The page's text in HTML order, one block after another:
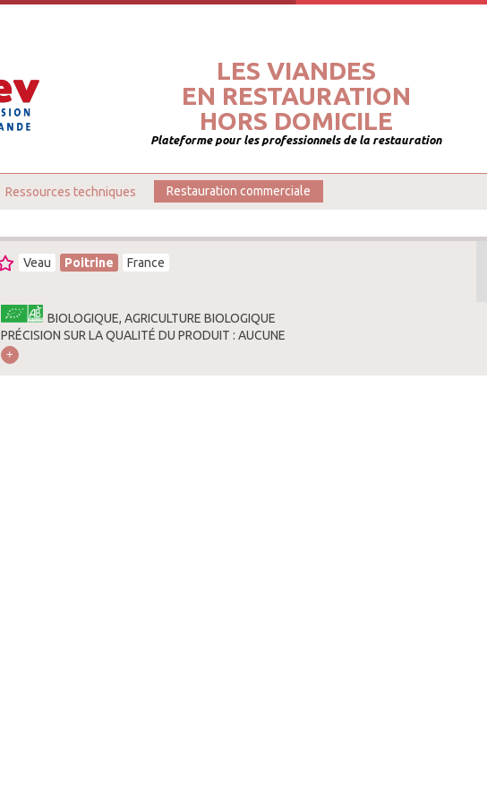
LES VIANDES
EN RESTAURATION
HORS DOMICILE
Plateforme pour les professionnels de la restauration
Ressources techniques Restauration commerciale
Veau Poitrine France
BIOLOGIQUE, AGRICULTURE BIOLOGIQUE
PRÉCISION SUR LA QUALITÉ DU PRODUIT : AUCUNE